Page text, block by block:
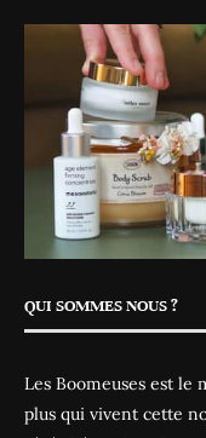
QUI SOMMES NOUS ?
Les Boomeuses est le
plus qui vivent cette